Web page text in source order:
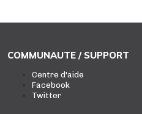
COMMUNAUTE / SUPPORT
Centre d'aide
Facebook
Twitter